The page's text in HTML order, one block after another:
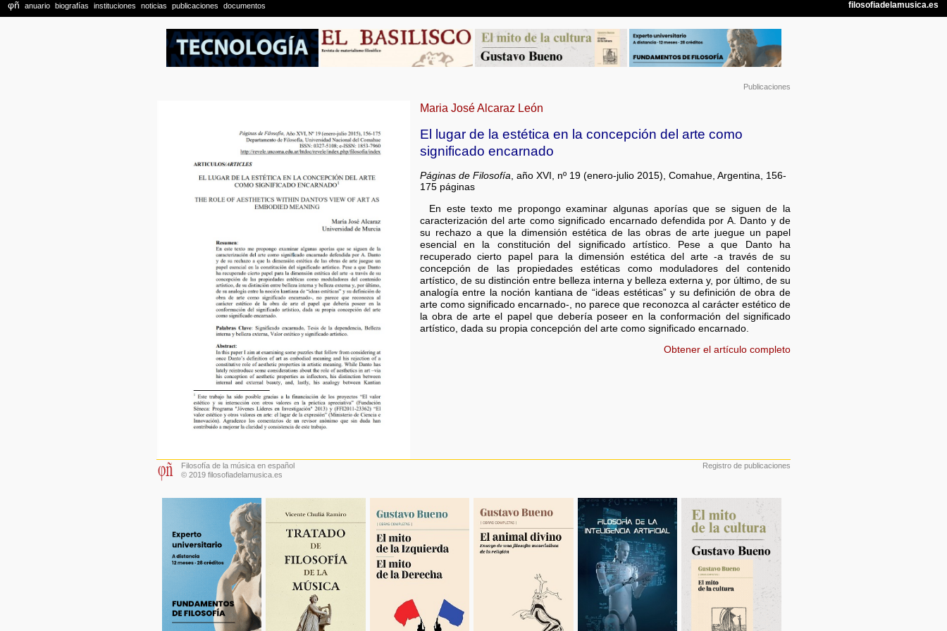
Publicaciones
Maria José Alcaraz León
El lugar de la estética en la concepción del arte como
significado encarnado
Páginas de Filosofía, año XVI, nº 19 (enero-julio 2015), Comahue, Argentina, 156-
175 páginas
En este texto me propongo examinar algunas aporías que se siguen de la
caracterización del arte como significado encarnado defendida por A. Danto y de
su rechazo a que la dimensión estética de las obras de arte juegue un papel
esencial en la constitución del significado artístico. Pese a que Danto ha
recuperado cierto papel para la dimensión estética del arte -a través de su
concepción de las propiedades estéticas como moduladores del contenido
artístico, de su distinción entre belleza interna y belleza externa y, por último, de su
analogía entre la noción kantiana de “ideas estéticas” y su definición de obra de
arte como significado encarnado-, no parece que reconozca al carácter estético de
la obra de arte el papel que debería poseer en la conformación del significado
artístico, dada su propia concepción del arte como significado encarnado.
Obtener el artículo completo
Filosofía de la música en español
© 2019 filosofiadelamusica.es
Registro de publicaciones